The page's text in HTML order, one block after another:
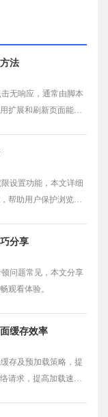
法
无响应，通常由脚本
扩展和刷新页面能恢
设置功能，本文详细
帮助用户保护浏览数
分享
问题常见，本文分享
观看体验。
缓存效率
缓存及预加载策略，提
请求，提高加载速